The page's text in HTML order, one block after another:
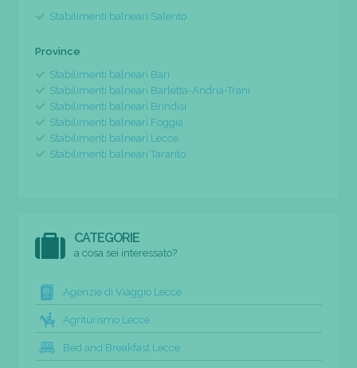
Stabilimenti balneari Salento
Province
Stabilimenti balneari Bari
Stabilimenti balneari Barletta-Andria-Trani
Stabilimenti balneari Brindisi
Stabilimenti balneari Foggia
Stabilimenti balneari Lecce
Stabilimenti balneari Taranto
CATEGORIE
a cosa sei interessato?
Agenzie di Viaggio Lecce
Agriturismo Lecce
Bed and Breakfast Lecce